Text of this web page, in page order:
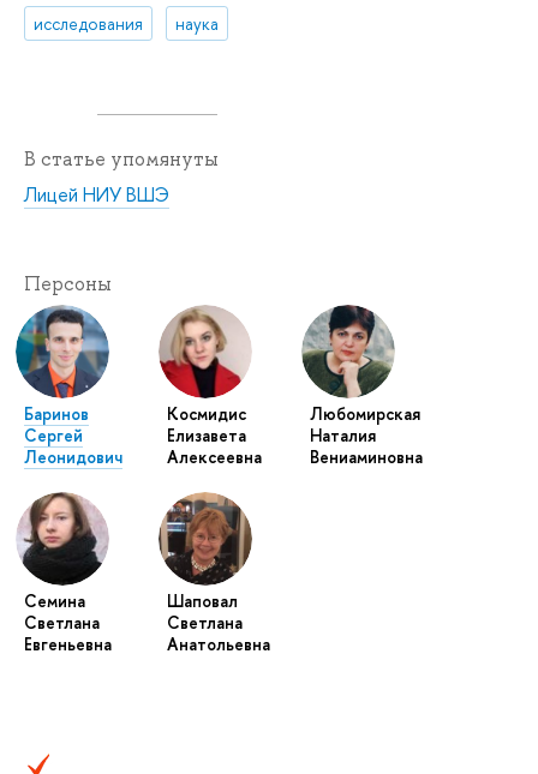
исследования наука
В статье упомянуты
Лицей НИУ ВШЭ
Персоны
Баринов
Сергей
Леонидович
Космидис
Елизавета
Алексеевна
Любомирская
Наталия
Вениаминовна
Семина
Светлана
Евгеньевна
Шаповал
Светлана
Анатольевна